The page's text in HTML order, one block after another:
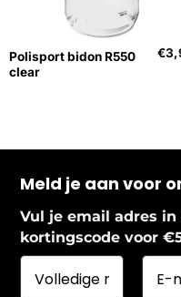
Polisport bidon R550
clear
€
Meld je aan voor
Vul je email adres
kortingscode voor